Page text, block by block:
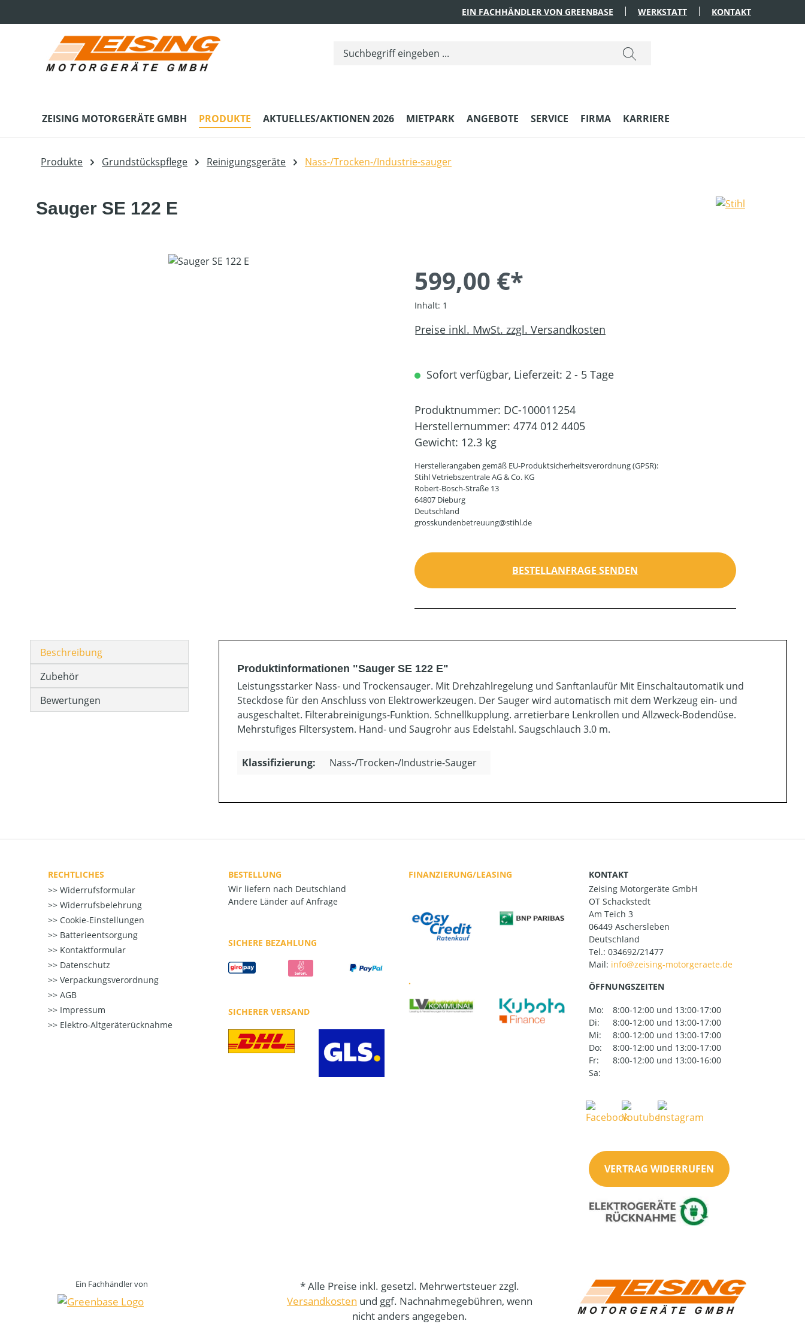
EIN FACHHÄNDLER VON GREENBASE WERKSTATT KONTAKT
ZEISING MOTORGERÄTE GMBH PRODUKTE AKTUELLES/AKTIONEN 2026 MIETPARK ANGEBOTE SERVICE FIRMA KARRIERE
Produkte Grundstückspflege Reinigungsgeräte Nass-/Trocken-/Industrie-sauger
Sauger SE 122 E
599,00 €*
Inhalt: 1
Preise inkl. MwSt. zzgl. Versandkosten
Sofort verfügbar, Lieferzeit: 2 - 5 Tage
Produktnummer: DC-100011254
Herstellernummer: 4774 012 4405
Gewicht: 12.3 kg
Herstellerangaben gemäß EU-Produktsicherheitsverordnung (GPSR):
Stihl Vetriebszentrale AG & Co. KG
Robert-Bosch-Straße 13
64807 Dieburg
Deutschland
grosskundenbetreuung@stihl.de
BESTELLANFRAGE SENDEN
Beschreibung
Zubehör
Bewertungen
Produktinformationen "Sauger SE 122 E"
Leistungsstarker Nass- und Trockensauger. Mit Drehzahlregelung und Sanftanlaufür Mit Einschaltautomatik und
Steckdose für den Anschluss von Elektrowerkzeugen. Der Sauger wird automatisch mit dem Werkzeug ein- und
ausgeschaltet. Filterabreinigungs-Funktion. Schnellkupplung. arretierbare Lenkrollen und Allzweck-Bodendüse.
Mehrstufiges Filtersystem. Hand- und Saugrohr aus Edelstahl. Saugschlauch 3.0 m.
Klassifizierung: Nass-/Trocken-/Industrie-Sauger
RECHTLICHES
Widerrufsformular
Widerrufsbelehrung
Cookie-Einstellungen
Batterieentsorgung
Kontaktformular
Datenschutz
Verpackungsverordnung
AGB
Impressum
Elektro-Altgeräterücknahme
BESTELLUNG
Wir liefern nach Deutschland
Andere Länder auf Anfrage
SICHERE BEZAHLUNG
SICHERER VERSAND
FINANZIERUNG/LEASING
.
KONTAKT
Zeising Motorgeräte GmbH
OT Schackstedt
Am Teich 3
06449 Aschersleben
Deutschland
Tel.: 034692/21477
Mail:
ÖFFNUNGSZEITEN
Mo:
8:00-12:00 und 13:00-17:00
Di:
8:00-12:00 und 13:00-17:00
Mi:
8:00-12:00 und 13:00-17:00
Do:
8:00-12:00 und 13:00-17:00
Fr:
8:00-12:00 und 13:00-16:00
Sa:
VERTRAG WIDERRUFEN
Ein Fachhändler von
* Alle Preise inkl. gesetzl. Mehrwertsteuer zzgl.
Versandkosten und ggf. Nachnahmegebühren, wenn
nicht anders angegeben.